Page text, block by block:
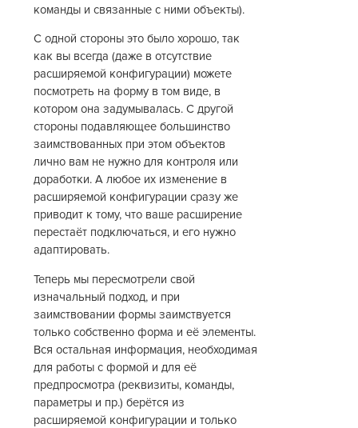
команды и связанные с ними объекты).
С одной стороны это было хорошо, так
как вы всегда (даже в отсутствие
расширяемой конфигурации) можете
посмотреть на форму в том виде, в
котором она задумывалась. С другой
стороны подавляющее большинство
заимствованных при этом объектов
лично вам не нужно для контроля или
доработки. А любое их изменение в
расширяемой конфигурации сразу же
приводит к тому, что ваше расширение
перестаёт подключаться, и его нужно
адаптировать.
Теперь мы пересмотрели свой
изначальный подход, и при
заимствовании формы заимствуется
только собственно форма и её элементы.
Вся остальная информация, необходимая
для работы с формой и для её
предпросмотра (реквизиты, команды,
параметры и пр.) берётся из
расширяемой конфигурации и только